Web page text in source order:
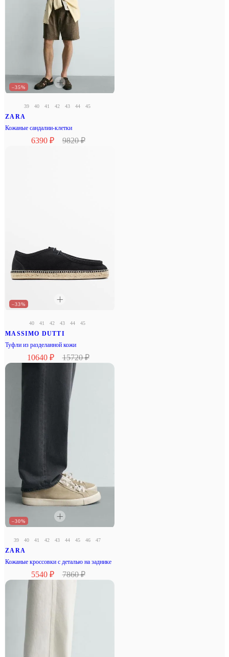
–35%
39 40 41 42 43 44 45
ZARA
Кожаные сандалии-клетки
6390 ₽ 9820 ₽
–33%
40 41 42 43 44 45
MASSIMO DUTTI
Туфли из разделанной кожи
10640 ₽ 15720 ₽
–30%
39 40 41 42 43 44 45 46 47
ZARA
Кожаные кроссовки с деталью на заднике
5540 ₽ 7860 ₽